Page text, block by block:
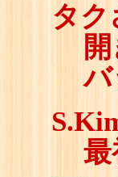
タク
バ
最